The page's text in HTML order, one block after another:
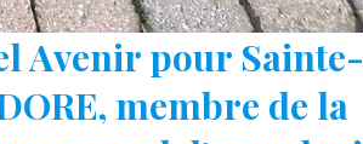
Avenir pour Sainte-
membre de la